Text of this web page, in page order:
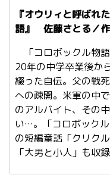
『オウリィと呼ば
語』 佐藤さとる
「コロボックル物
20年の中学卒業後か
綴った自伝。父の戦
への疎開。米軍の中
のアルバイト、その
い…。「コロボック
の短編童話「クリク
「大男と小人」も収録